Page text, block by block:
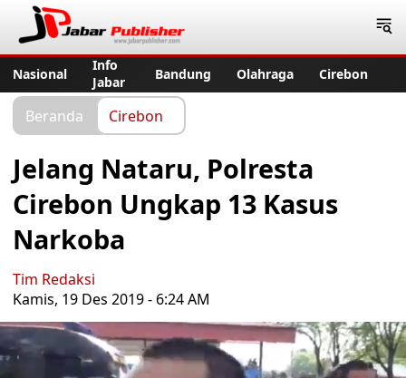
Nasional
Info
Jabar
Bandung Olahraga Cirebon
Beranda Cirebon
Jelang Nataru, Polresta
Cirebon Ungkap 13 Kasus
Narkoba
Tim Redaksi
Kamis, 19 Des 2019 - 6:24 AM